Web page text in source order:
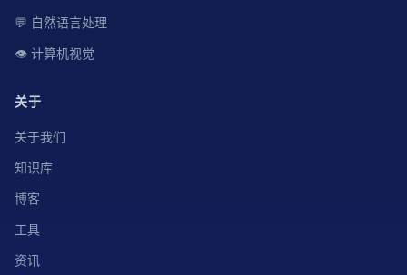
💬 自然语言处理
👁️ 计算机视觉
关于
关于我们
知识库
博客
工具
资讯